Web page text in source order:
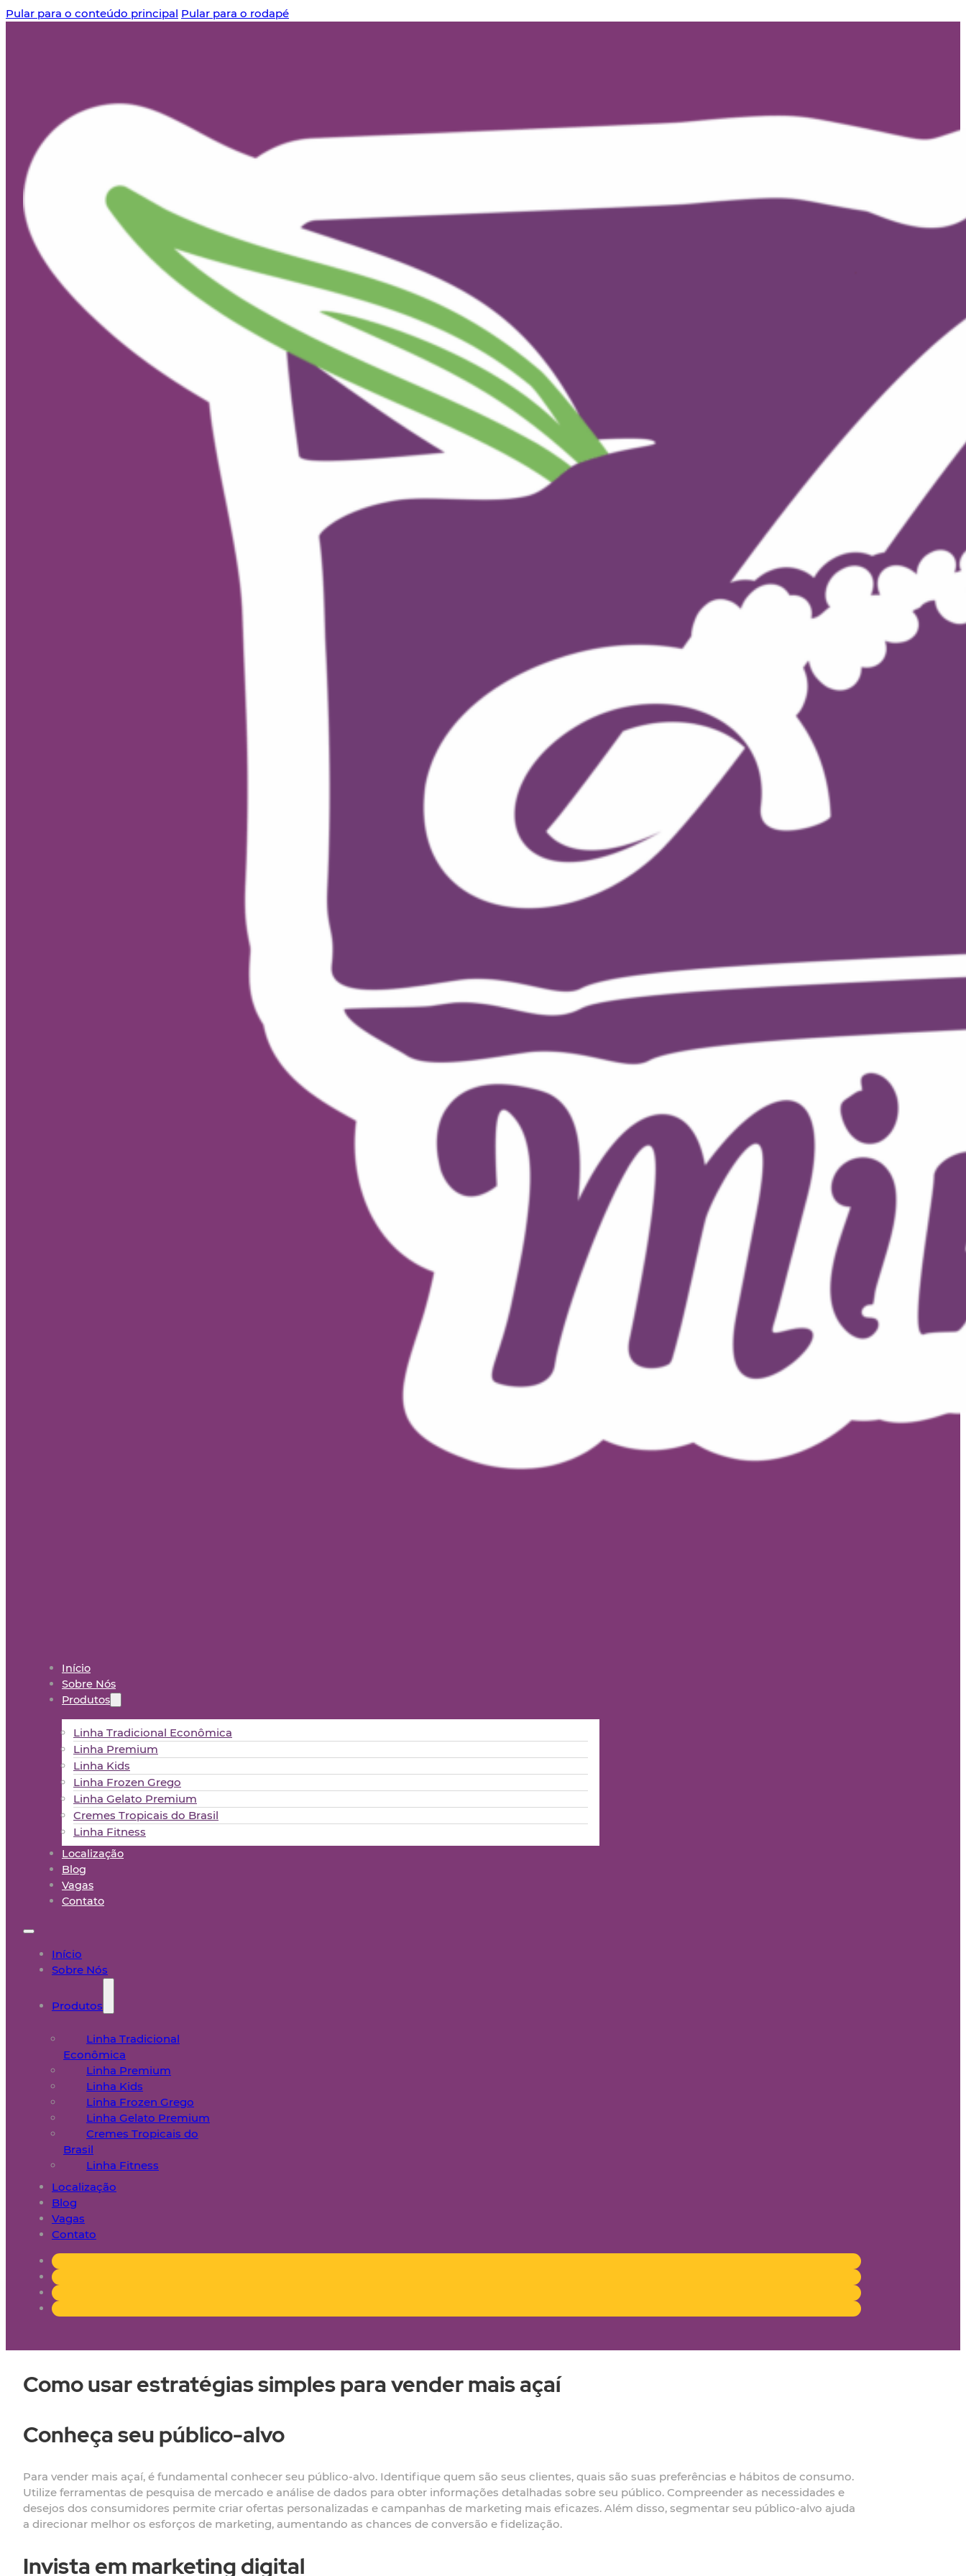
Pular para o conteúdo principal Pular para o rodapé
Início
Sobre Nós
Produtos
Linha Tradicional Econômica
Linha Premium
Linha Kids
Linha Frozen Grego
Linha Gelato Premium
Cremes Tropicais do Brasil
Linha Fitness
Localização
Blog
Vagas
Contato
Início
Sobre Nós
Produtos
Linha Tradicional
Econômica
Linha Premium
Linha Kids
Linha Frozen Grego
Linha Gelato Premium
Cremes Tropicais do
Brasil
Linha Fitness
Localização
Blog
Vagas
Contato
Como usar estratégias simples para vender mais açaí
Conheça seu público-alvo
Para vender mais açaí, é fundamental conhecer seu público-alvo. Identifique quem são seus clientes, quais são suas preferências e hábitos de consumo.
Utilize ferramentas de pesquisa de mercado e análise de dados para obter informações detalhadas sobre seu público. Compreender as necessidades e
desejos dos consumidores permite criar ofertas personalizadas e campanhas de marketing mais eficazes. Além disso, segmentar seu público-alvo ajuda
a direcionar melhor os esforços de marketing, aumentando as chances de conversão e fidelização.
Invista em marketing digital